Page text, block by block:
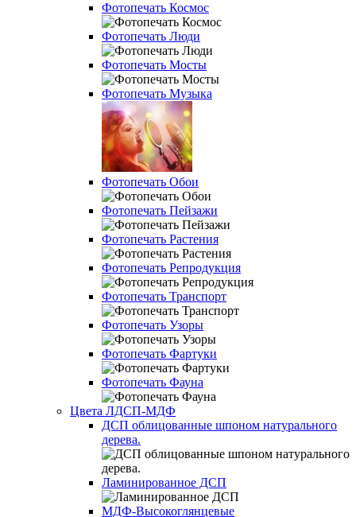
Фотопечать Космос
Фотопечать Люди
Фотопечать Мосты
Фотопечать Музыка
Фотопечать Обои
Фотопечать Пейзажи
Фотопечать Растения
Фотопечать Репродукция
Фотопечать Транспорт
Фотопечать Узоры
Фотопечать Фартуки
Фотопечать Фауна
Цвета ЛДСП-МДФ
ДСП облицованные шпоном натурального
дерева.
Ламинированное ДСП
МДФ-Высокоглянцевые